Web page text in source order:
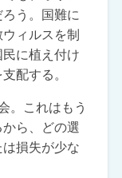
う。国難に
ィルスを制
に植え付け
配する。
。これはもう
ら、どの選
損失が少な